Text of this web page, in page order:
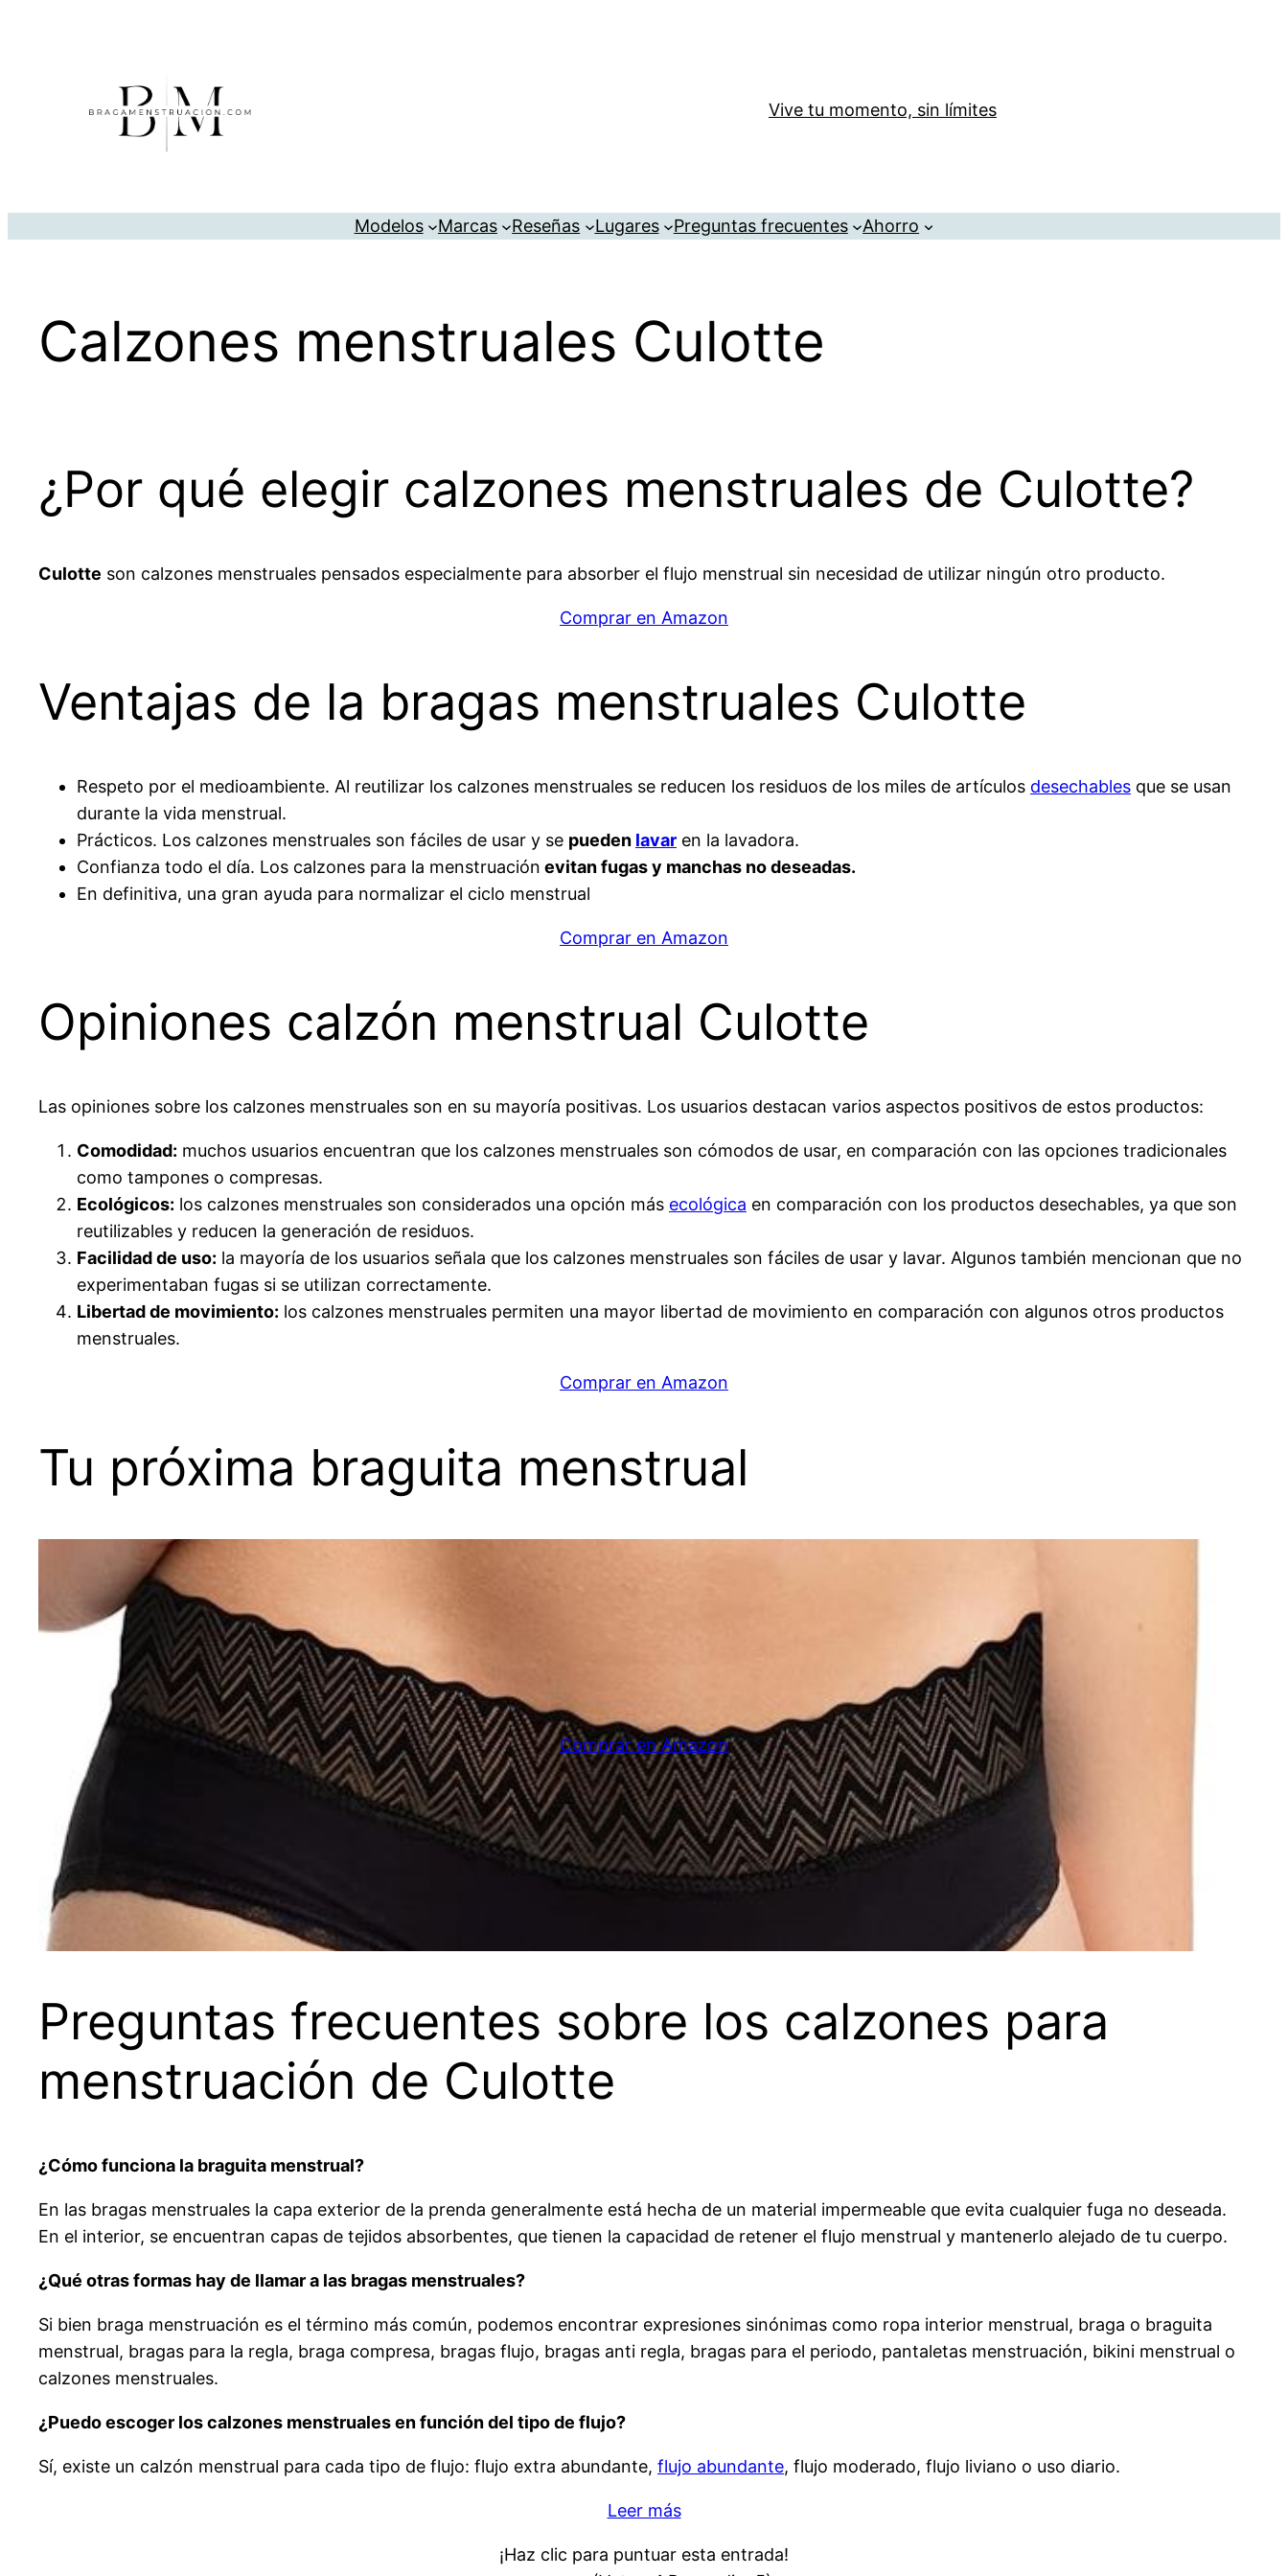
Vive tu momento, sin límites
Modelos Marcas Reseñas Lugares Preguntas frecuentes Ahorro
Calzones menstruales Culotte
¿Por qué elegir calzones menstruales de Culotte?
Culotte son calzones menstruales pensados especialmente para absorber el flujo menstrual sin necesidad de utilizar ningún otro producto.
Comprar en Amazon
Ventajas de la bragas menstruales Culotte
Respeto por el medioambiente. Al reutilizar los calzones menstruales se reducen los residuos de los miles de artículos desechables que se usan
durante la vida menstrual.
Prácticos. Los calzones menstruales son fáciles de usar y se pueden lavar en la lavadora.
Confianza todo el día. Los calzones para la menstruación evitan fugas y manchas no deseadas.
En definitiva, una gran ayuda para normalizar el ciclo menstrual
Comprar en Amazon
Opiniones calzón menstrual Culotte
Las opiniones sobre los calzones menstruales son en su mayoría positivas. Los usuarios destacan varios aspectos positivos de estos productos:
Comodidad: muchos usuarios encuentran que los calzones menstruales son cómodos de usar, en comparación con las opciones tradicionales
como tampones o compresas.
Ecológicos: los calzones menstruales son considerados una opción más ecológica en comparación con los productos desechables, ya que son
reutilizables y reducen la generación de residuos.
Facilidad de uso: la mayoría de los usuarios señala que los calzones menstruales son fáciles de usar y lavar. Algunos también mencionan que no
experimentaban fugas si se utilizan correctamente.
Libertad de movimiento: los calzones menstruales permiten una mayor libertad de movimiento en comparación con algunos otros productos
menstruales.
Comprar en Amazon
Tu próxima braguita menstrual
Comprar en Amazon
Preguntas frecuentes sobre los calzones para
menstruación de Culotte
¿Cómo funciona la braguita menstrual?
En las bragas menstruales la capa exterior de la prenda generalmente está hecha de un material impermeable que evita cualquier fuga no deseada.
En el interior, se encuentran capas de tejidos absorbentes, que tienen la capacidad de retener el flujo menstrual y mantenerlo alejado de tu cuerpo.
¿Qué otras formas hay de llamar a las bragas menstruales?
Si bien braga menstruación es el término más común, podemos encontrar expresiones sinónimas como ropa interior menstrual, braga o braguita
menstrual, bragas para la regla, braga compresa, bragas flujo, bragas anti regla, bragas para el periodo, pantaletas menstruación, bikini menstrual o
calzones menstruales.
¿Puedo escoger los calzones menstruales en función del tipo de flujo?
Sí, existe un calzón menstrual para cada tipo de flujo: flujo extra abundante, flujo abundante, flujo moderado, flujo liviano o uso diario.
Leer más
¡Haz clic para puntuar esta entrada!